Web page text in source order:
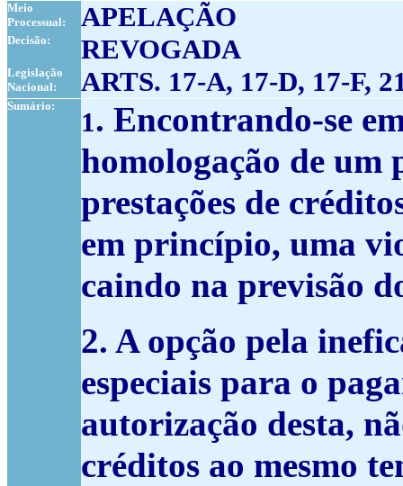
Meio
Processual:
APELAÇÃO
Decisão: REVOGADA
Legislação
Nacional:
ARTS. 17-A, 17-D, 17-F,
Sumário:
1. Encontrando-se
homologação de um
prestações de
em princípio, uma
caindo na previsão
2. A opção pela
especiais para o
autorização desta,
créditos ao mesmo